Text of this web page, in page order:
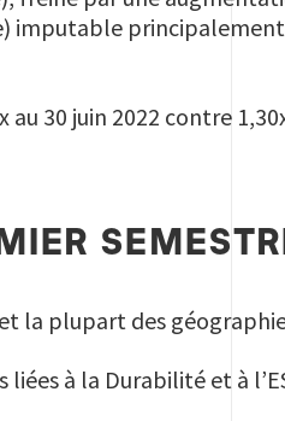
imputable
30 juin 2022 contre
la plupart des
à la Durabilité et à